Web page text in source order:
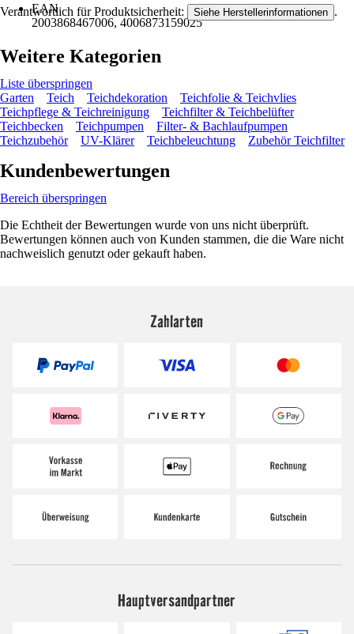
EAN
2003868467006, 4006873159025
Verantwortlich für Produktsicherheit: Siehe Herstellerinformationen .
Weitere Kategorien
Liste überspringen
Garten
Teich Teichdekoration
Teichfolie & Teichvlies
Teichpflege & Teichreinigung
Teichfilter & Teichbelüfter
Teichbecken
Teichpumpen
Filter- & Bachlaufpumpen
Teichzubehör
UV-Klärer Teichbeleuchtung Zubehör Teichfilter
Kundenbewertungen
Bereich überspringen
Die Echtheit der Bewertungen wurde von uns nicht überprüft.
Bewertungen können auch von Kunden stammen, die die Ware nicht
nachweislich genutzt oder gekauft haben.
Zahlarten
Hauptversandpartner